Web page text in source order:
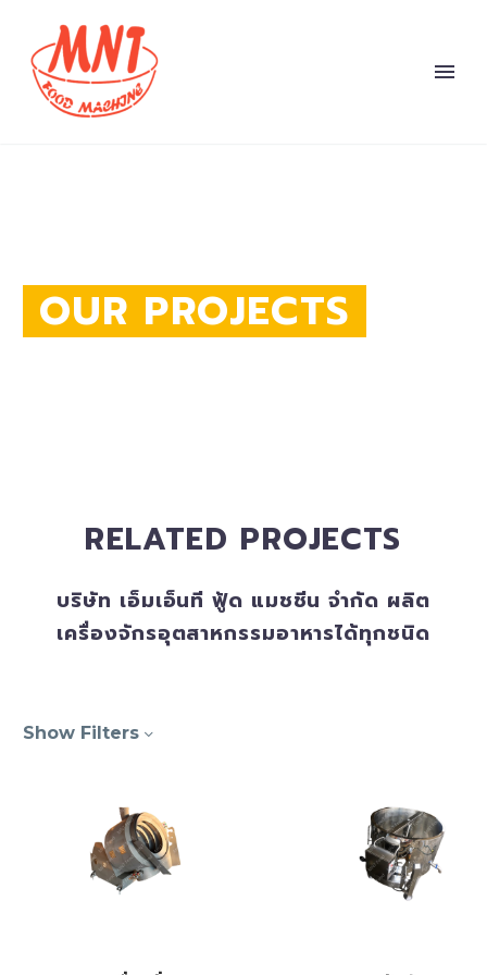
OUR PROJECTS
RELATED PROJECTS
บริษัท เอ็มเอ็นที ฟู้ด แมชชีน จำกัด ผลิต
เครื่องจักรอุตสาหกรรมอาหารได้ทุกชนิด
Show Filters